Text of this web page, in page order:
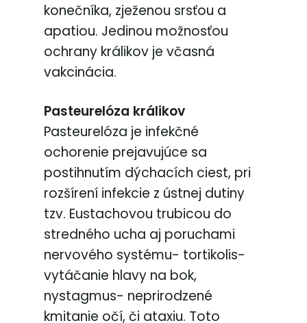
konečníka, zježenou srsťou a
apatiou. Jedinou možnosťou
ochrany králikov je včasná
vakcinácia.
Pasteurelóza králikov
Pasteurelóza je infekčné
ochorenie prejavujúce sa
postihnutím dýchacích ciest, pri
rozšírení infekcie z ústnej dutiny
tzv. Eustachovou trubicou do
stredného ucha aj poruchami
nervového systému- tortikolis-
vytáčanie hlavy na bok,
nystagmus- neprirodzené
kmitanie očí, či ataxiu. Toto